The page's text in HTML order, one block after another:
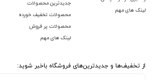
لینک های مهم
جدیدترین محصولات
محصولات تخفیف خورده
محصولات پر فروش
لینک های مهم
از تخفیف‌ها و جدیدترین‌های فروشگاه باخبر شوید: